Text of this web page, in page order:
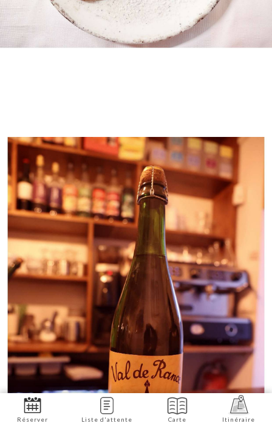
Réserver Liste d'attente Carte Itinéraire